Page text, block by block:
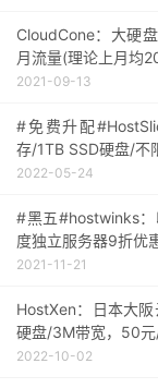
CloudCone：大硬
月流量(理论上月均
2021-09-13
#免费升配
存/1TB SSD硬盘/不
2022-05-24
#黑五#hostwinks
度独立服务器9折优
2021-11-21
HostXen：日本大
硬盘/3M带宽，50
2022-10-02